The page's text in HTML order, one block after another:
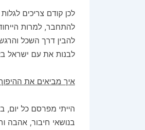
לכן קודם צריכים
להתחבר, למרות
להבין דרך השכל
לבנות את עם ישראל
איך מביאים את
הייתי מפרסם כל יום,
בנושאי חיבור, אהבה